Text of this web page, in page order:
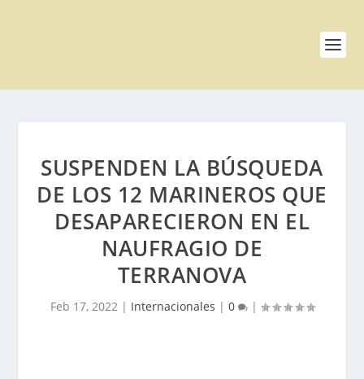
SUSPENDEN LA BÚSQUEDA
DE LOS 12 MARINEROS QUE
DESAPARECIERON EN EL
NAUFRAGIO DE
TERRANOVA
Feb 17, 2022| Internacionales | 0 |